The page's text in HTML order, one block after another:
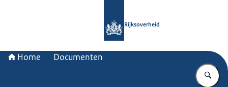
Rijksoverheid
Home Documenten